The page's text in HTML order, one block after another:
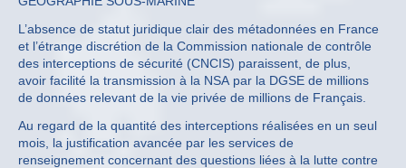
L’absence de statut juridique clair des métadonnées en France
et l’étrange discrétion de la Commission nationale de contrôle
des interceptions de sécurité (CNCIS) paraissent, de plus,
avoir facilité la transmission à la NSA par la DGSE de millions
de données relevant de la vie privée de millions de Français.
Au regard de la quantité des interceptions réalisées en un seul
mois, la justification avancée par les services de
renseignement concernant des questions liées à la lutte contre